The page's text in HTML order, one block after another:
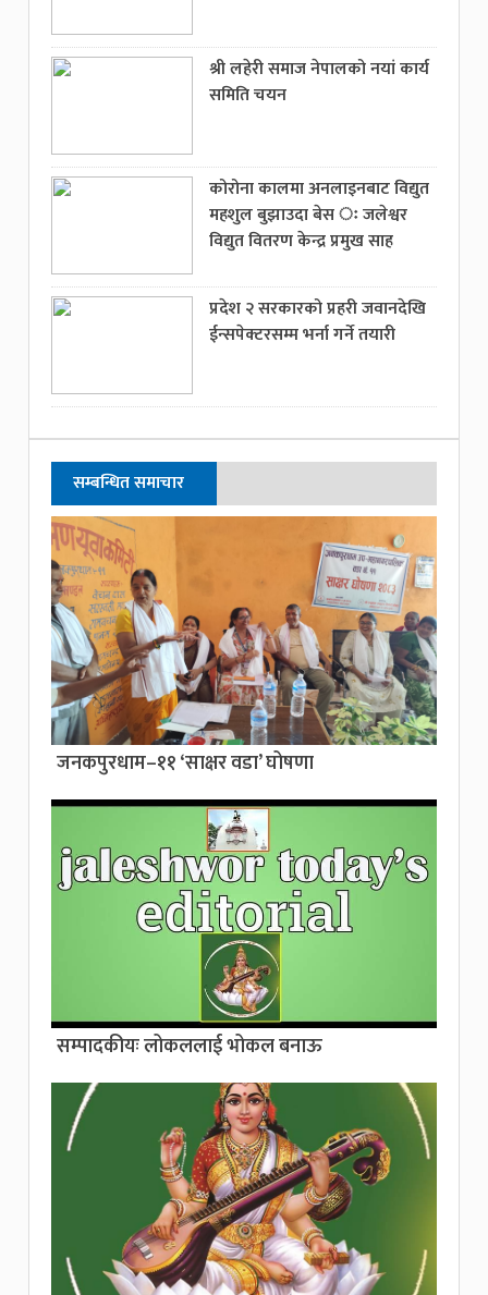
श्री लहेरी समाज नेपालको नयां कार्य
समिति चयन
कोरोना कालमा अनलाइनबाट विद्युत
महशुल बुझाउदा बेस ः जलेश्वर
विद्युत वितरण केन्द्र प्रमुख साह
प्रदेश २ सरकारको प्रहरी जवानदेखि
ईन्सपेक्टरसम्म भर्ना गर्ने तयारी
सम्बन्धित समाचार
जनकपुरधाम–११ ‘साक्षर वडा’ घोषणा
सम्पादकीयः लोकललाई भोकल बनाऊ